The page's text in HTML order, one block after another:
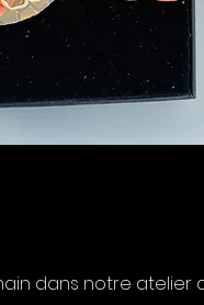
dans notre